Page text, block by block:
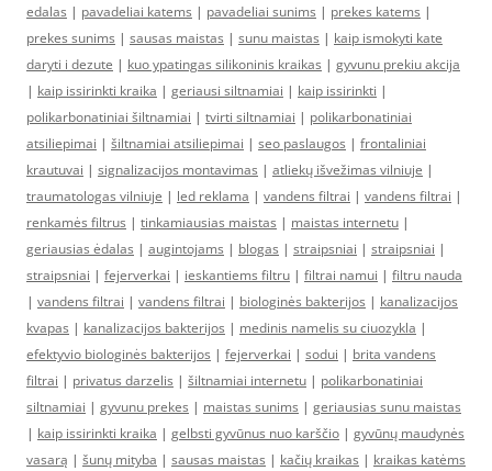
edalas | pavadeliai katems | pavadeliai sunims | prekes katems |
prekes sunims | sausas maistas | sunu maistas | kaip ismokyti kate
daryti i dezute | kuo ypatingas silikoninis kraikas | gyvunu prekiu akcija
| kaip issirinkti kraika | geriausi siltnamiai | kaip issirinkti |
polikarbonatiniai šiltnamiai | tvirti siltnamiai | polikarbonatiniai
atsiliepimai | šiltnamiai atsiliepimai | seo paslaugos | frontaliniai
krautuvai | signalizacijos montavimas | atliekų išvežimas vilniuje |
traumatologas vilniuje | led reklama | vandens filtrai | vandens filtrai |
renkamės filtrus | tinkamiausias maistas | maistas internetu |
geriausias ėdalas | augintojams | blogas | straipsniai | straipsniai |
straipsniai | fejerverkai | ieskantiems filtru | filtrai namui | filtru nauda
| vandens filtrai | vandens filtrai | biologinės bakterijos | kanalizacijos
kvapas | kanalizacijos bakterijos | medinis namelis su ciuozykla |
efektyvio biologinės bakterijos | fejerverkai | sodui | brita vandens
filtrai | privatus darzelis | šiltnamiai internetu | polikarbonatiniai
siltnamiai | gyvunu prekes | maistas sunims | geriausias sunu maistas
| kaip issirinkti kraika | gelbsti gyvūnus nuo karščio | gyvūnų maudynės
vasarą | šunų mityba | sausas maistas | kačių kraikas | kraikas katėms